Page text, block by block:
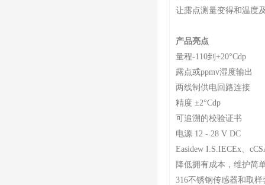
让露点测量变得和温度
产品亮点
量程-110到+20°Cdp
露点或ppmv湿度输出
两线制供电回路连接
精度 ±2°Cdp
可追溯的校验证书
电源 12 - 28 V DC
Easidew I.S.IECEx、
降低拥有成本，维护简
316不锈钢传感器和取样